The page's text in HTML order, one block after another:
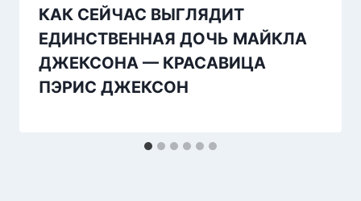
КАК СЕЙЧАС ВЫГЛЯДИТ
ЕДИНСТВЕННАЯ ДОЧЬ МАЙКЛА
ДЖЕКСОНА — КРАСАВИЦА
ПЭРИС ДЖЕКСОН